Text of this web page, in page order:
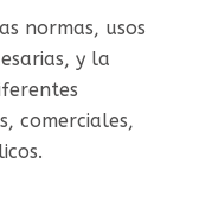
normas, usos
y la
comerciales,